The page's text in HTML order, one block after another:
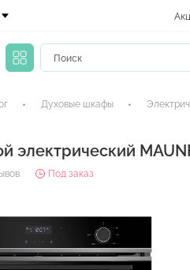
Духовые шкафы
электрический
Под заказ